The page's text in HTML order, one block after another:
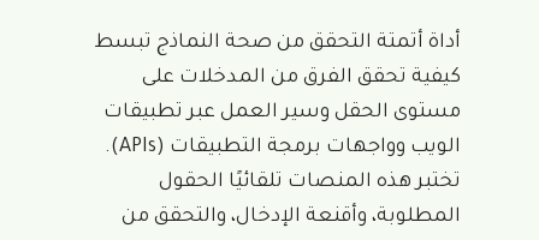
أداة أتمتة التحقق من صحة النماذج تبسط
كيفية تحقق الفرق من المدخلات على
مستوى الحقل وسير العمل عبر تطبيقات
الويب وواجهات برمجة التطبيقات (APIs).
تختبر هذه المنصات تلقائيًا الحقول
المطلوبة، وأقنعة الإدخال، والتحقق من